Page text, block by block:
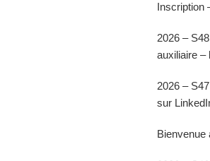
Inscription
2026 –
auxiliaire –
2026 –
sur
Bienvenue